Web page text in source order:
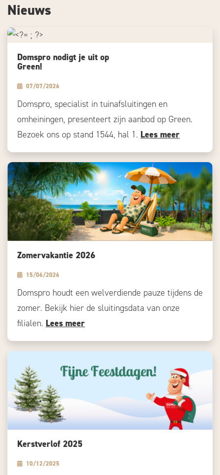
Nieuws
Domspro nodigt je uit op
Green!
07/07/2026
Domspro, specialist in tuinafsluitingen en
omheiningen, presenteert zijn aanbod op Green.
Bezoek ons op stand 1544, hal 1. Lees meer
Zomervakantie 2026
15/06/2026
Domspro houdt een welverdiende pauze tijdens de
zomer. Bekijk hier de sluitingsdata van onze
filialen. Lees meer
Kerstverlof 2025
10/12/2025